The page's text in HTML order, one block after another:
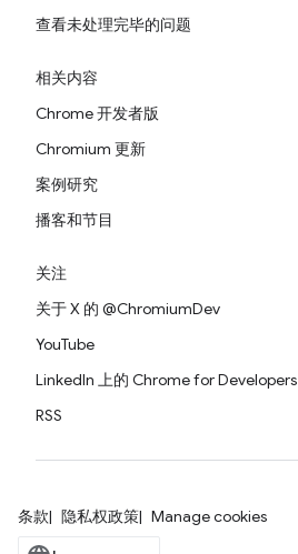
查看未处理完毕的问题
相关内容
Chrome 开发者版
Chromium 更新
案例研究
播客和节目
关注
关于 X 的 @ChromiumDev
YouTube
LinkedIn 上的 Chrome for Developers
RSS
条款 隐私权政策 Manage cookies